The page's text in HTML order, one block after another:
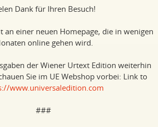
Dank für Ihren Besuch!
an einer neuen Homepage, die in wenigen
online gehen wird.
der Wiener Urtext Edition weiterhin
Sie im UE Webshop vorbei: Link to
www.universaledition.com
###